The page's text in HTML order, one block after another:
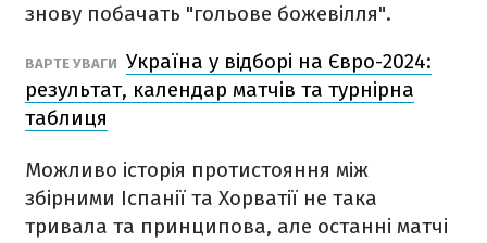
знову побачать "гольове божевілля".
ВАРТЕ УВАГИ Україна у відборі на Євро-2024:
результат, календар матчів та турнірна
таблиця
Можливо історія протистояння між
збірними Іспанії та Хорватії не така
тривала та принципова, але останні матчі